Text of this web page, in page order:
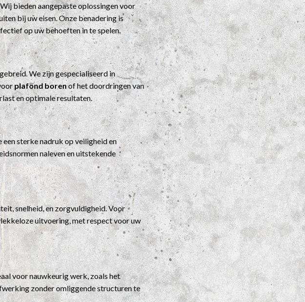
bieden aangepaste oplossingen voor
bij uw eisen. Onze benadering is
op uw behoeften in te spelen.
We zijn gespecialiseerd in
plafond borenof het doordringen van
en optimale resultaten.
sterke nadruk op veiligheid en
naleven en uitstekende
snelheid, en zorgvuldigheid. Voor
uitvoering, met respect voor uw
voor nauwkeurig werk, zoals het
zonder omliggende structuren te